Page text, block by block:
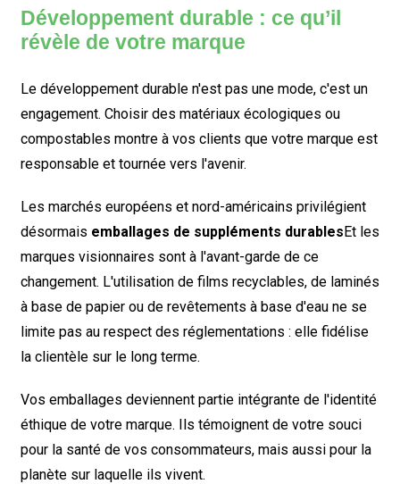
Développement durable : ce qu’il
révèle de votre marque
Le développement durable n'est pas une mode, c'est un
engagement. Choisir des matériaux écologiques ou
compostables montre à vos clients que votre marque est
responsable et tournée vers l'avenir.
Les marchés européens et nord-américains privilégient
désormais emballages de suppléments durablesEt les
marques visionnaires sont à l'avant-garde de ce
changement. L'utilisation de films recyclables, de laminés
à base de papier ou de revêtements à base d'eau ne se
limite pas au respect des réglementations : elle fidélise
la clientèle sur le long terme.
Vos emballages deviennent partie intégrante de l'identité
éthique de votre marque. Ils témoignent de votre souci
pour la santé de vos consommateurs, mais aussi pour la
planète sur laquelle ils vivent.